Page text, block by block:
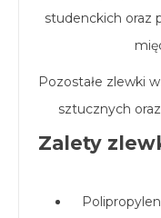
studenckich oraz
Pozostałe zlewki
sztucznych oraz
Zalety